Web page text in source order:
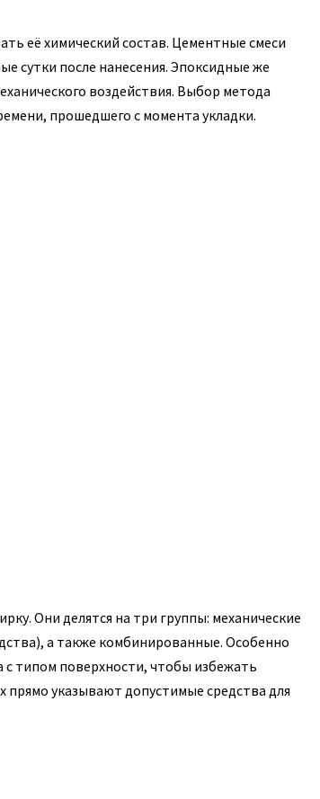
её химический состав. Цементные смеси
сутки после нанесения. Эпоксидные же
воздействия. Выбор метода
прошедшего с момента укладки.
Они делятся на три группы: механические
а также комбинированные. Особенно
типом поверхности, чтобы избежать
указывают допустимые средства для